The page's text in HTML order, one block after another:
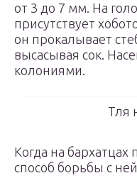
от 3 до 7 мм. На
присутствует
он прокалывает
высасывая сок.
колониями.
Тля
Когда на бархатцах
способ борьбы с